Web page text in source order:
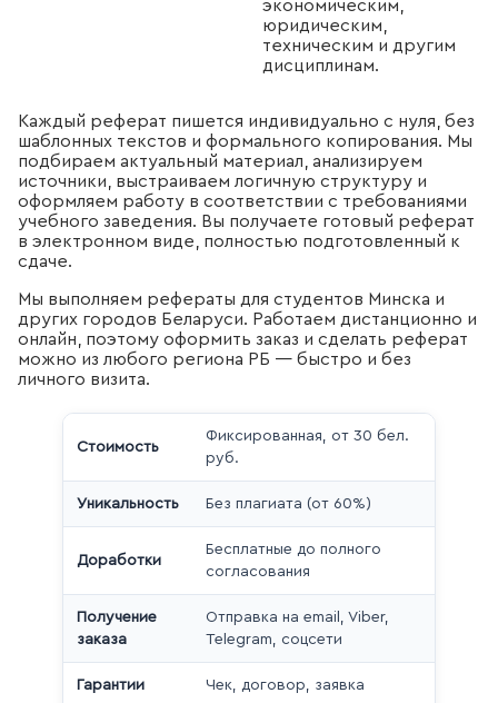
экономическим,
юридическим,
техническим и другим
дисциплинам.
Каждый реферат пишется индивидуально с нуля, без
шаблонных текстов и формального копирования. Мы
подбираем актуальный материал, анализируем
источники, выстраиваем логичную структуру и
оформляем работу в соответствии с требованиями
учебного заведения. Вы получаете готовый реферат
в электронном виде, полностью подготовленный к
сдаче.
Мы выполняем рефераты для студентов Минска и
других городов Беларуси. Работаем дистанционно и
онлайн, поэтому оформить заказ и сделать реферат
можно из любого региона РБ — быстро и без
личного визита.
Стоимость
Фиксированная, от 30 бел.
руб.
Уникальность Без плагиата (от 60%)
Доработки
Бесплатные до полного
согласования
Получение
заказа
Отправка на email, Viber,
Telegram, соцсети
Гарантии Чек, договор, заявка